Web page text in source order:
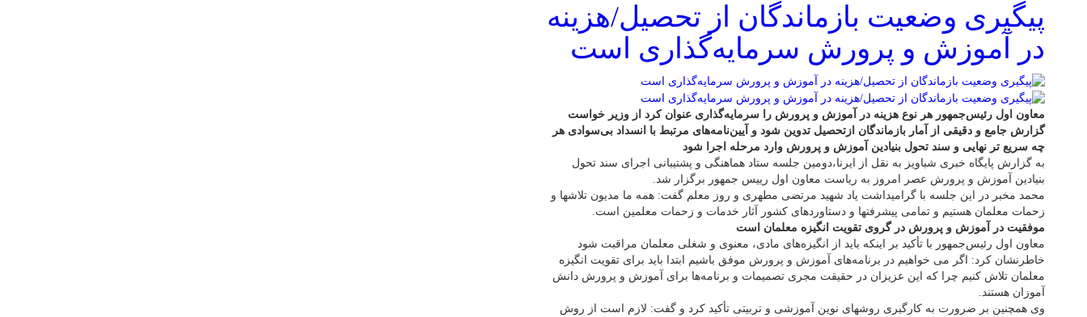
پیگیری وضعیت بازماندگان از تحصیل/هزینه‌
در آموزش و پرورش سرمایه‌گذاری است
معاون اول رئیس‌جمهور هر نوع هزینه‌ در آموزش و پرورش را سرمایه‌گذاری عنوان کرد از وزیر خواست
گزارش جامع و دقیقی از آمار بازماندگان ازتحصیل تدوین شود و آیین‌نامه‌های مرتبط با انسداد بی‌سوادی هر
چه سریع تر نهایی و سند تحول بنیادین آموزش و پرورش وارد مرحله اجرا شود
به گزارش پایگاه خبری شباویز به نقل از ایرنا،دومین جلسه ستاد هماهنگی و پشتیبانی اجرای سند تحول
بنیادین آموزش و پرورش عصر امروز به ریاست معاون اول رییس جمهور برگزار شد.
محمد مخبر در این جلسه با گرامیداشت یاد شهید مرتضی مطهری و روز معلم گفت: همه ما مدیون تلاشها و
زحمات معلمان هستیم و تمامی پیشرفتها و دستاوردهای کشور آثار خدمات و زحمات معلمین است.
موفقیت در آموزش و پرورش در گروی تقویت انگیزه معلمان است
معاون اول رئیس‌جمهور با تأکید بر اینکه باید از انگیزه‌های مادی، معنوی و شغلی معلمان مراقبت شود
خاطرنشان کرد: اگر می خواهیم در برنامه‌های آموزش و پرورش موفق باشیم ابتدا باید برای تقویت انگیزه
معلمان تلاش کنیم چرا که این عزیزان در حقیقت مجری تصمیمات و برنامه‌ها برای آموزش و پرورش دانش
آموزان هستند.
وی همچنین بر ضرورت به کارگیری روشهای نوین آموزشی و تربیتی تأکید کرد و گفت: لازم است از روش